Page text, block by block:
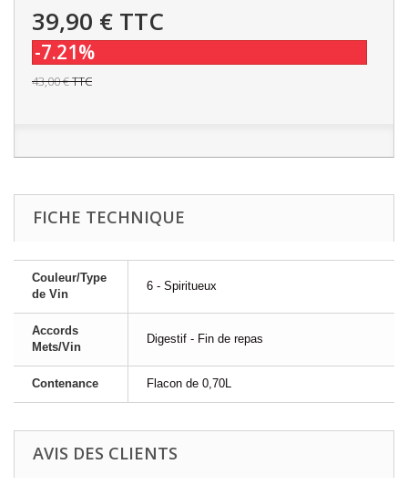
39,90 € TTC
-7.21%
43,00 €TTC
FICHE TECHNIQUE
Couleur/Type
de Vin
6 - Spiritueux
Accords
Mets/Vin
Digestif - Fin de repas
Contenance Flacon de 0,70L
AVIS DES CLIENTS